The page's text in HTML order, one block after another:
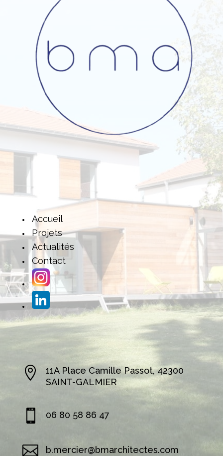
Accueil
Projets
Actualités
Contact

11A Place Camille Passot, 42300
SAINT-GALMIER
 06 80 58 86 47
 b.mercier@bmarchitectes.com